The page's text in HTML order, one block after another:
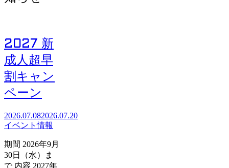
2027 新
成人超早
割キャン
ペーン
2026.07.082026.07.20
イベント情報
期間 2026年9月
30日（水）ま
で 内容 2027年